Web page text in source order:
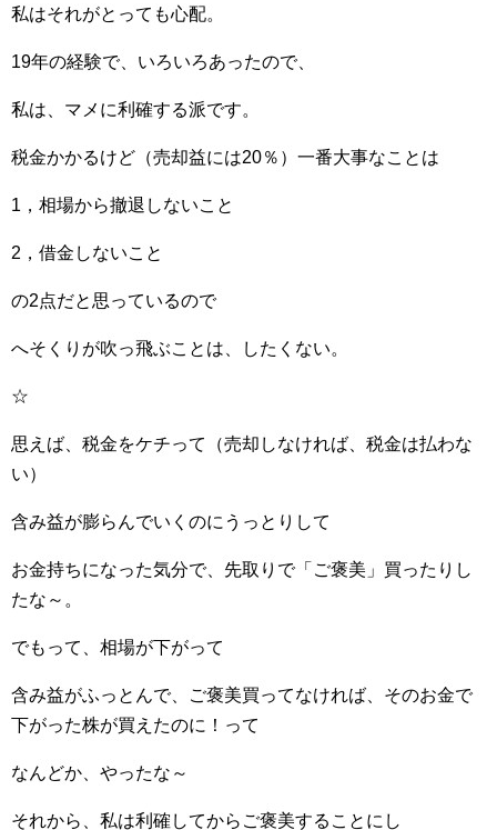
私はそれがとっても心配。
19年の経験で、いろいろあったので、
私は、マメに利確する派です。
税金かかるけど（売却益には20％）一番大事なことは
1，相場から撤退しないこと
2，借金しないこと
の2点だと思っているので
へそくりが吹っ飛ぶことは、したくない。
☆
思えば、税金をケチって（売却しなければ、税金は払わな
い）
含み益が膨らんでいくのにうっとりして
お金持ちになった気分で、先取りで「ご褒美」買ったりし
たな～。
でもって、相場が下がって
含み益がふっとんで、ご褒美買ってなければ、そのお金で
下がった株が買えたのに！って
なんどか、やったな～
それから、私は利確してからご褒美することにし